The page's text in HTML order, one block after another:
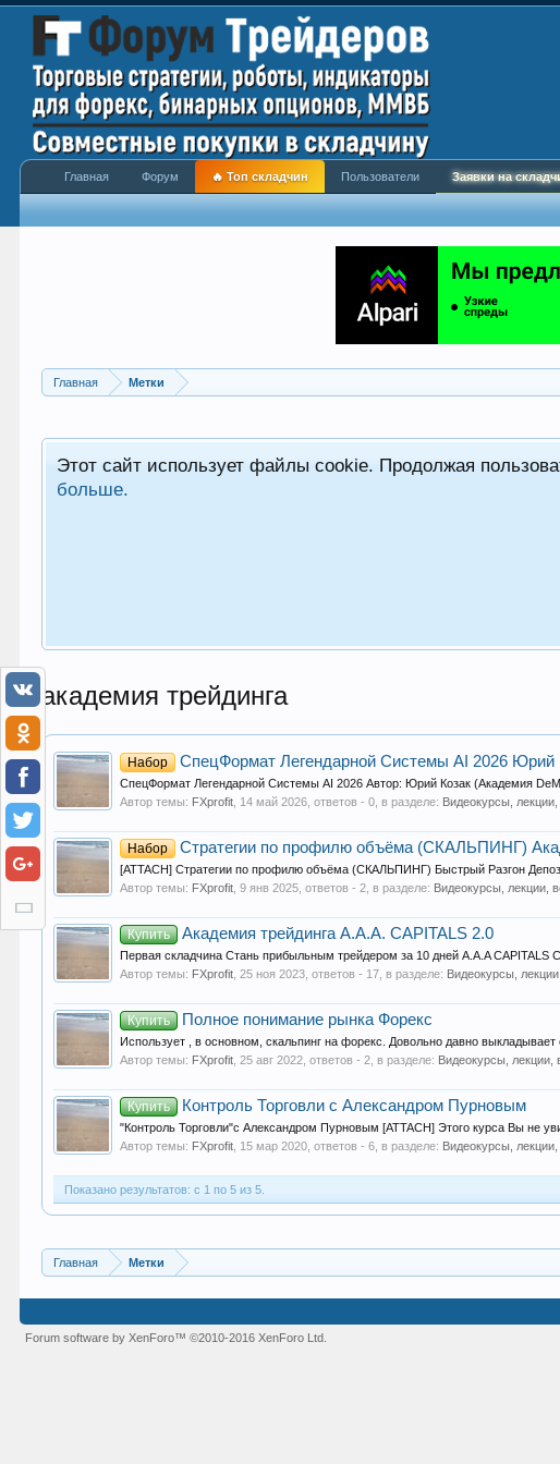
Главная Метки
Этот сайт использует файлы cookie. Продолжая
больше.
академия трейдинга
Набор СпецФормат Легендарной Системы AI 2026 Юрий
СпецФормат Легендарной Системы AI 2026 Автор: Юрий Козак (Академия
Автор темы: FXprofit 14 май 2026 , ответов - 0, в разделе: Видеокурсы,
Набор Стратегии по профилю объёма (СКАЛЬПИНГ)
[ATTACH] Стратегии по профилю объёма (СКАЛЬПИНГ) Быстрый Разгон
Автор темы: FXprofit ,9 янв 2025 , ответов - 2, в разделе: Видеокурсы, лекции,
Купить Академия трейдинга A.A.A. CAPITALS 2.0
Первая складчина Стань прибыльным трейдером за 10 дней A.A.A
Автор темы: FXprofit ,25 ноя 2023 , ответов - 17, в разделе: Видеокурсы,
Купить Полное понимание рынка Форекс
Использует , в основном, скальпинг на форекс. Довольно давно
Автор темы: FXprofit ,25 авг 2022 , ответов - 2, в разделе: Видеокурсы,
Купить Контроль Торговли с Александром Пурновым
"Контроль Торговли"с Александром Пурновым [ATTACH] Этого курса Вы не
Автор темы: FXprofit 15 мар 2020 , ответов - 6, в разделе: Видеокурсы,
Показано результатов: с 1 по 5 из 5.
Главная Метки
Главная Форум 🔥 Топ складчин Пользователи Заявки на
Forum software by XenForo™©2010-2016 XenForo Ltd.